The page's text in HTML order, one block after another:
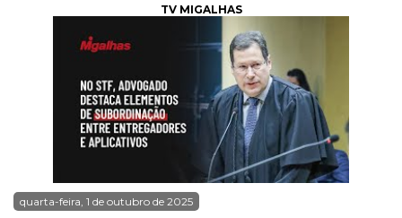
TV MIGALHAS
quarta-feira, 1 de outubro de 2025